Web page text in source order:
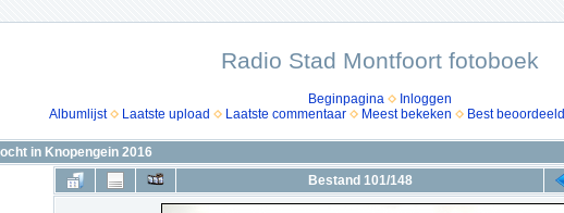
Radio Stad Montfoort fotoboek
Beginpagina
Inloggen
Albumlijst
Laatste upload Laatste commentaar Meest bekeken Best beoordeeld
in Knopengein 2016
Bestand 101/148